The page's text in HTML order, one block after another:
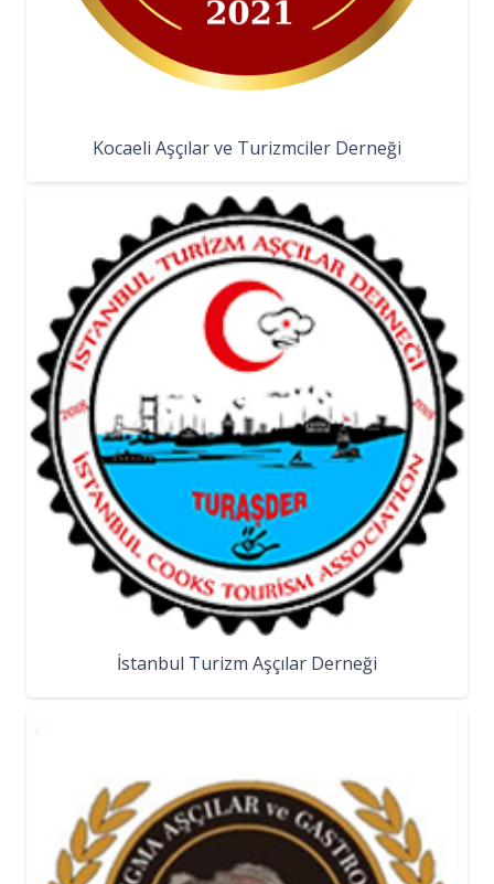
Kocaeli Aşçılar ve Turizmciler Derneği
İstanbul Turizm Aşçılar Derneği